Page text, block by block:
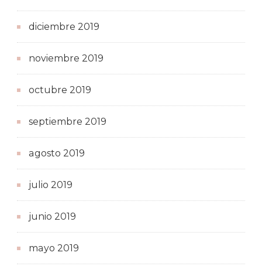
diciembre 2019
noviembre 2019
octubre 2019
septiembre 2019
agosto 2019
julio 2019
junio 2019
mayo 2019